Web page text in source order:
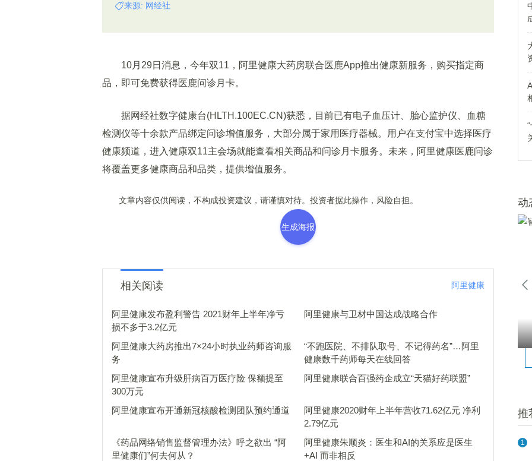
来源: 网经社
10月29日消息，今年双11，阿里健康大药房联合医鹿App推出健康新服务，购买指定商
品，即可免费获得医鹿问诊月卡。
据网经社数字健康台(HLTH.100EC.CN)获悉，目前已有电子血压计、胎心监护仪、血糖
检测仪等十余款产品绑定问诊增值服务，大部分属于家用医疗器械。用户在支付宝中选择医疗
健康频道，进入健康双11主会场就能查看相关商品和问诊月卡服务。未来，阿里健康医鹿问诊
将覆盖更多健康商品和品类，提供增值服务。
文章内容仅供阅读，不构成投资建议，请谨慎对待。投资者据此操作，风险自担。
生成海报
相关阅读 阿里健康
阿里健康发布盈利警告 2021财年上半年净亏
损不多于3.2亿元
阿里健康与卫材中国达成战略合作
阿里健康大药房推出7×24小时执业药师咨询服
务
“不跑医院、不排队取号、不记得药名”…阿里
健康数千药师每天在线回答
阿里健康宣布升级肝病百万医疗险 保额提至
300万元
阿里健康联合百强药企成立“天猫好药联盟”
阿里健康宣布开通新冠核酸检测团队预约通道
阿里健康2020财年上半年营收71.62亿元 净利
2.79亿元
《药品网络销售监督管理办法》呼之欲出 “阿
里健康们”何去何从？
阿里健康朱顺炎：医生和AI的关系应是医生
+AI 而非相反
动
推
1